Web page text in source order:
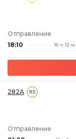
Отправление
18:10
16 ч 12 м
282А 9.5
Отправление